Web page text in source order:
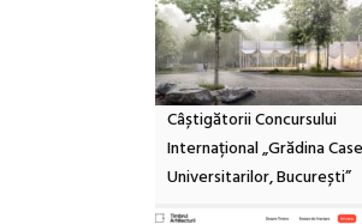
Câștigătorii Concursului
Internațional „Grădina
Universitarilor, București”